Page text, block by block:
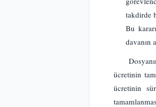
takdirde
Bu
davanın
ücretinin
ücretinin